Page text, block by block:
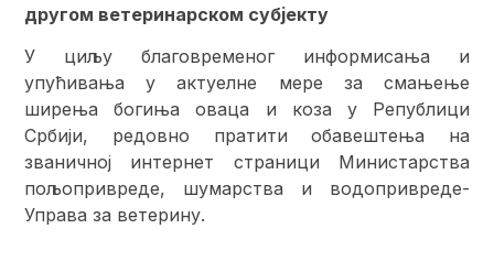
другом ветеринарском субјекту
У циљу благовременог информисања и
упућивања у актуелне мере за смањење
ширења богиња оваца и коза у Републици
Србији, редовно пратити обавештења на
званичној интернет страници Министарства
пољопривреде, шумарства и водопривреде-
Управа за ветерину.